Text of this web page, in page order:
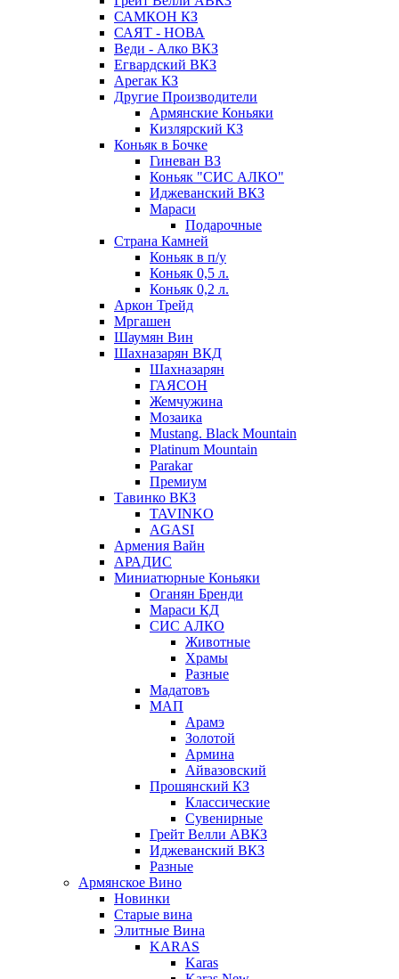
САМКОН КЗ
САЯТ - НОВА
Веди - Алко ВКЗ
Егвардский ВКЗ
Арегак КЗ
Другие Производители
Армянские Коньяки
Кизлярский КЗ
Коньяк в Бочке
Гиневан ВЗ
Коньяк "СИС АЛКО"
Иджеванский ВКЗ
Мараси
Подарочные
Страна Камней
Коньяк в п/у
Коньяк 0,5 л.
Коньяк 0,2 л.
Аркон Трейд
Мргашен
Шаумян Вин
Шахназарян ВКД
Шахназарян
ГАЯСОН
Жемчужина
Мозаика
Mustang. Black Mountain
Platinum Mountain
Parakar
Премиум
Тавинко ВКЗ
TAVINKO
AGASI
Армения Вайн
АРАДИС
Миниатюрные Коньяки
Оганян Бренди
Мараси КД
СИС АЛКО
Животные
Храмы
Разные
Мадатовъ
МАП
Арамэ
Золотой
Армина
Айвазовский
Прошянский КЗ
Классические
Сувенирные
Грейт Велли АВКЗ
Иджеванский ВКЗ
Разные
Армянское Вино
Новинки
Старые вина
Элитные Вина
KARAS
Karas